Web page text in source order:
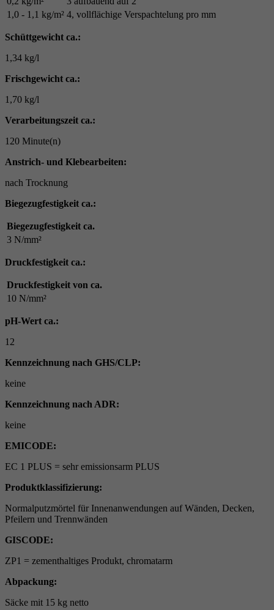
1,0 - 1,1 kg/m² 4, vollflächige Verspachtelung pro mm
Schüttgewicht ca.:
1,34 kg/l
Frischgewicht ca.:
1,70 kg/l
Verarbeitungszeit ca.:
120 Minute(n)
Anstrich- und Klebearbeiten:
nach Trocknung
Biegezugfestigkeit ca.:
Biegezugfestigkeit ca.
3 N/mm²
Druckfestigkeit ca.:
Druckfestigkeit von ca.
10 N/mm²
pH-Wert ca.:
12
Kennzeichnung nach GHS/CLP:
keine
Kennzeichnung nach ADR:
keine
EMICODE:
EC 1 PLUS = sehr emissionsarm PLUS
Produktklassifizierung:
Normalputzmörtel für Innenanwendungen auf Wänden, Decken,
Pfeilern und Trennwänden
GISCODE:
ZP1 = zementhaltiges Produkt, chromatarm
Abpackung:
Säcke mit 15 kg netto